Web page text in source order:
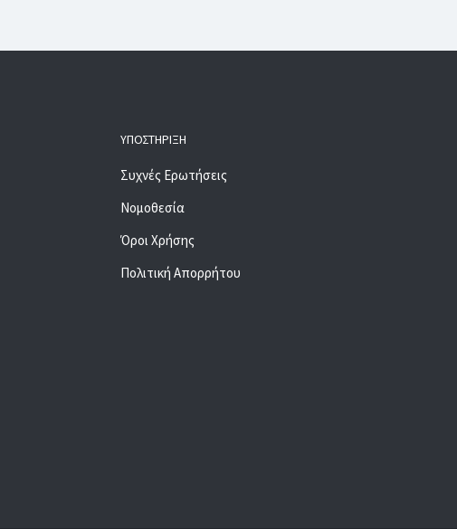
ΥΠΟΣΤΉΡΙΞΗ
Συχνές Ερωτήσεις
Νομοθεσία
Όροι Χρήσης
Πολιτική Απορρήτου